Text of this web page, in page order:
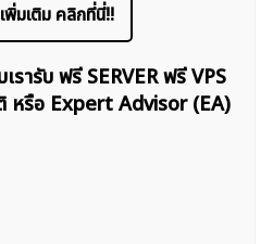
พิ่มเติม คลิกที่นี่!!
รารับ ฟรี SERVER ฟรี VPS
หรือ Expert Advisor (EA)